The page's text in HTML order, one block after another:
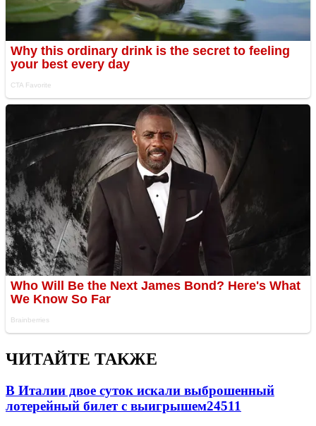
ЧИТАЙТЕ ТАКЖЕ
В Италии двое суток искали выброшенный
лотерейный билет с выигрышем24511